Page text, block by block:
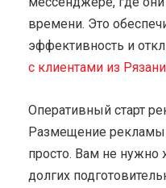
времени. Это
эффективность и
с клиентами из
Оперативный старт
Размещение рекламы
просто. Вам не нужно
долгих